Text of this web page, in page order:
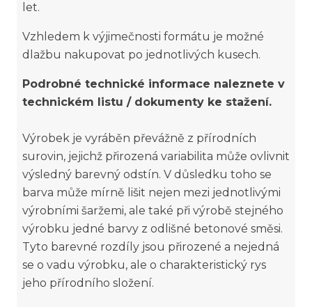
let.
Vzhledem k výjimečnosti formátu je možné
dlažbu nakupovat po jednotlivých kusech.
Podrobné technické informace naleznete v
technickém listu / dokumenty ke stažení.
Výrobek je vyráběn převážně z přírodních
surovin, jejichž přirozená variabilita může ovlivnit
výsledný barevný odstín. V důsledku toho se
barva může mírně lišit nejen mezi jednotlivými
výrobními šaržemi, ale také při výrobě stejného
výrobku jedné barvy z odlišné betonové směsi.
Tyto barevné rozdíly jsou přirozené a nejedná
se o vadu výrobku, ale o charakteristický rys
jeho přírodního složení.